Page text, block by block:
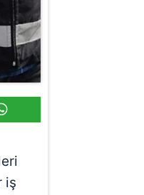
iş